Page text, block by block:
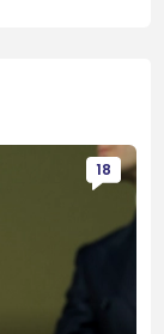
18